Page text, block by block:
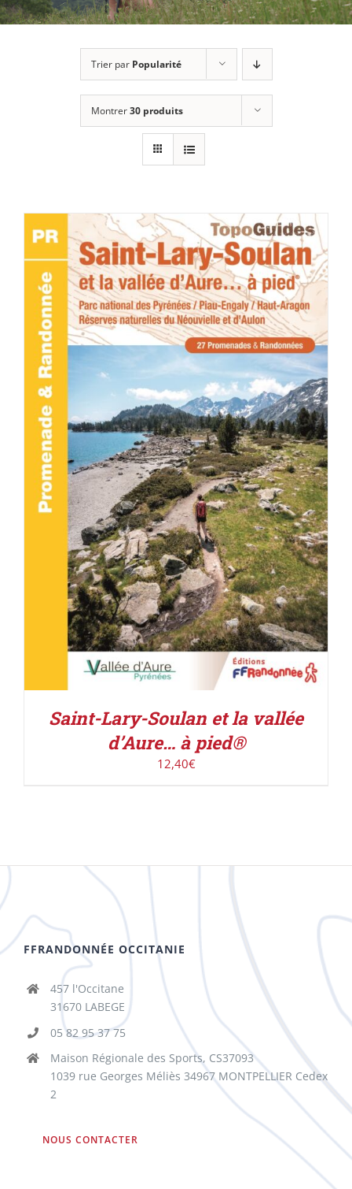
Trier par Popularité
Montrer30 produits
ACHETER LE PRODUIT / DÉTAILS
Saint-Lary-Soulan et la vallée
d’Aure… à pied®
12,40€
FFRANDONNÉE OCCITANIE
457 l'Occitane
31670 LABEGE
05 82 95 37 75
Maison Régionale des Sports, CS37093
1039 rue Georges Méliès 34967 MONTPELLIER Cedex
2
NOUS CONTACTER